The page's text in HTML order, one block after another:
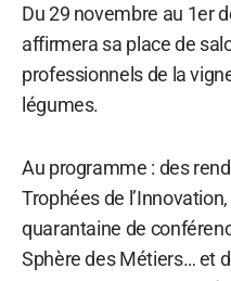
Du 29 novembre au 1er
affirmera sa place de
professionnels de la
légumes.
Au programme : des
Trophées de
quarantaine de
Sphère des Métiers… et